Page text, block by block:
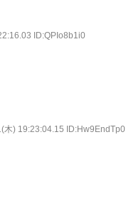
ID:QPIo8b1i0
木) 19:23:04.15 ID:Hw9EndTp0